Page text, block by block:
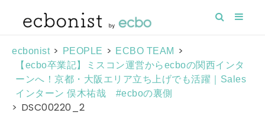
ecbonist > PEOPLE > ECBO TEAM >
【ecbo卒業記】ミスコン運営からecboの関西インタ
ーンへ！京都・大阪エリア立ち上げでも活躍｜Sales
インターン 俣木祐哉 #ecboの裏側
> DSC00220_2